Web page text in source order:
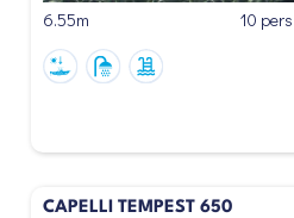
6.55m 10 pers
CAPELLI TEMPEST 650